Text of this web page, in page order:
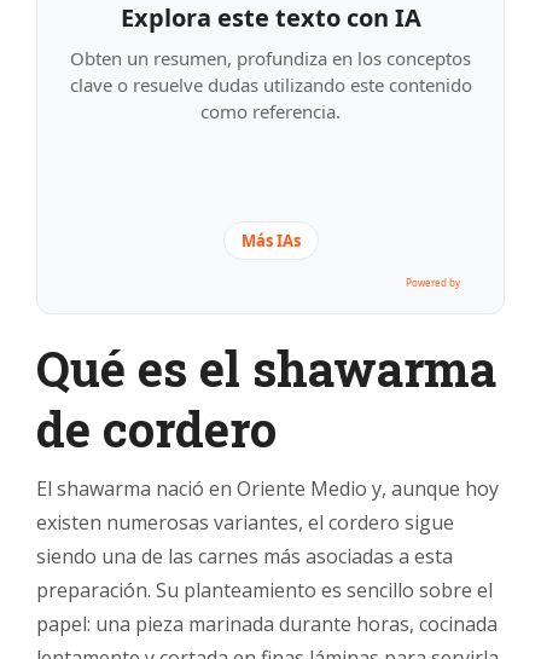
Explora este texto con IA
Obten un resumen, profundiza en los conceptos
clave o resuelve dudas utilizando este contenido
como referencia.
Más IAs
Powered by
Qué es el shawarma
de cordero
El shawarma nació en Oriente Medio y, aunque hoy
existen numerosas variantes, el cordero sigue
siendo una de las carnes más asociadas a esta
preparación. Su planteamiento es sencillo sobre el
papel: una pieza marinada durante horas, cocinada